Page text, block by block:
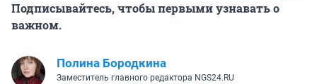
Подписывайтесь, чтобы первыми узнавать о
важном.
Полина Бородкина
Заместитель главного редактора NGS24.RU